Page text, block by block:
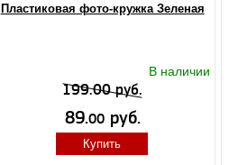
Пластиковая фото-кружка Зеленая
В наличии
199.00 руб.
89.00руб.
Купить